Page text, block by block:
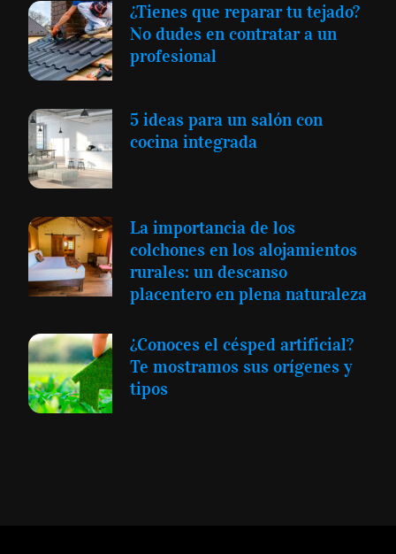
¿Tienes que reparar tu tejado?
No dudes en contratar a un
profesional
5 ideas para un salón con
cocina integrada
La importancia de los
colchones en los alojamientos
rurales: un descanso
placentero en plena naturaleza
¿Conoces el césped artificial?
Te mostramos sus orígenes y
tipos